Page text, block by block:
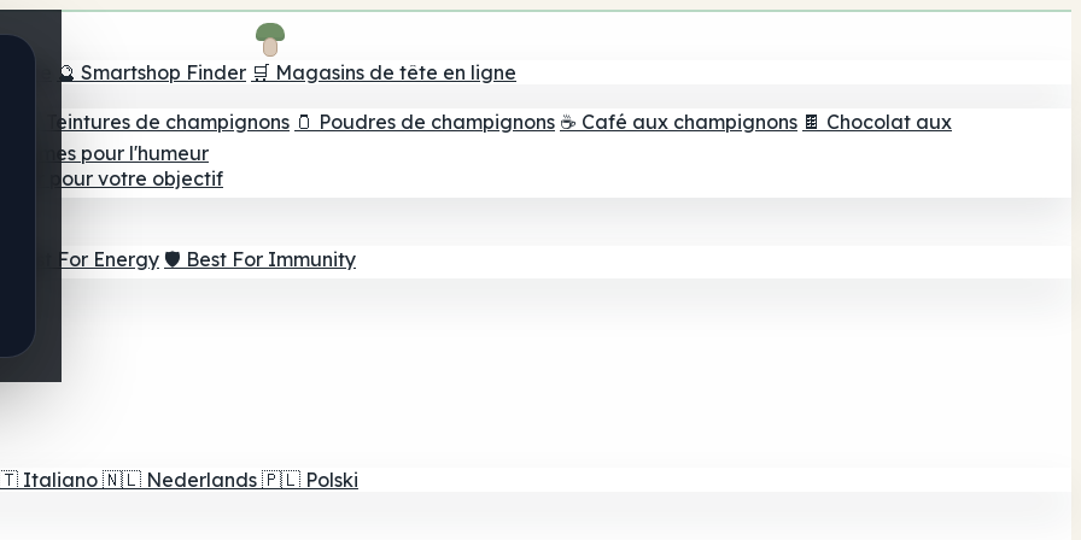
tête 🔮 Smartshop Finder 🛒 Magasins de tête en ligne
💧 Teintures de champignons 🫙 Poudres de champignons ☕ Café aux champignons 🍫 Chocolat aux
Gommes pour l'humeur
pour votre objectif
⚡ Best For Energy 🛡️ Best For Immunity
Italiano 🇳🇱 Nederlands 🇵🇱 Polski